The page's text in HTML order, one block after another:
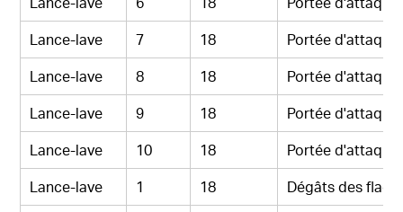
Lance-lave
7 18
Portée d'attaque
Lance-lave
8 18
Portée d'attaque
Lance-lave
9 18
Portée d'attaque
Lance-lave
10 18
Portée d'attaque
Lance-lave
1 18
Dégâts des